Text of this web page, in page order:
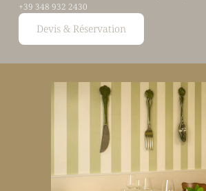
+39 348 932 2430
Devis & Réservation